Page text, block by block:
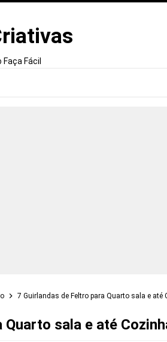
Fácil
7 Guirlandas de Feltro para Quarto sala e até
sala e até